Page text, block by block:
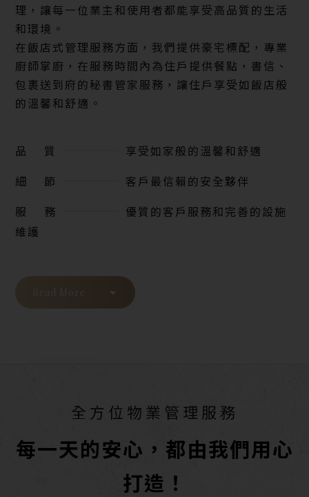
理，讓每一位業主和使用者都能享受高品質的生活
和環境。
在飯店式管理服務方面，我們提供豪宅標配，專業
廚師掌廚，在服務時間內為住戶提供餐點，書信、
包裹送到府的秘書管家服務，讓住戶享受如飯店般
的溫馨和舒適。
品 質
享受如家般的溫馨和舒適
細 節
客戶最信賴的安全夥伴
服 務
優質的客戶服務和完善的設施
維護
Read More
全方位物業管理服務
每一天的安心，都由我們用心
打造！